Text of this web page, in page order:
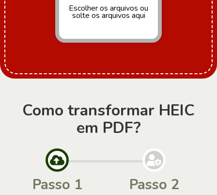
Escolher os arquivos ou
solte os arquivos aqui
Como transformar HEIC
em PDF?
Passo 1 Passo 2